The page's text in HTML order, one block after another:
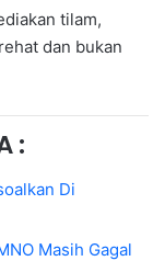
tilam,
dan bukan
:
Di
Masih Gagal